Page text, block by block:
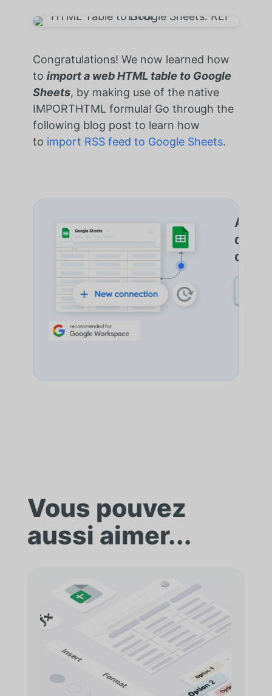
Congratulations! We now learned how
to import a web HTML table to Google
Sheets, by making use of the native
IMPORTHTML formula! Go through the
following blog post to learn how
to import RSS feed to Google Sheets.
de
Vous pouvez
aussi aimer...